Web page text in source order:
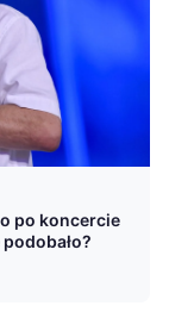
po koncercie